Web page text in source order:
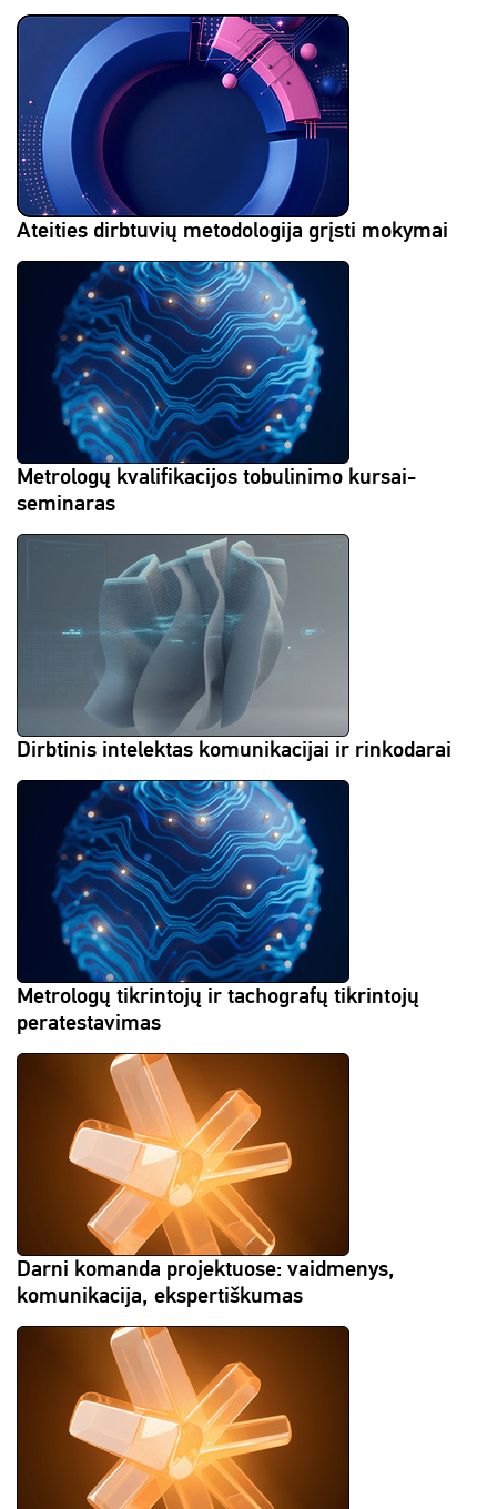
Ateities dirbtuvių metodologija grįsti mokymai
Metrologų kvalifikacijos tobulinimo kursai-
seminaras
Dirbtinis intelektas komunikacijai ir rinkodarai
Metrologų tikrintojų ir tachografų tikrintojų
peratestavimas
Darni komanda projektuose: vaidmenys,
komunikacija, ekspertiškumas